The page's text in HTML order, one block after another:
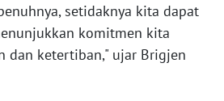
setidaknya kita dapat
komitmen kita
dan ketertiban," ujar Brigjen